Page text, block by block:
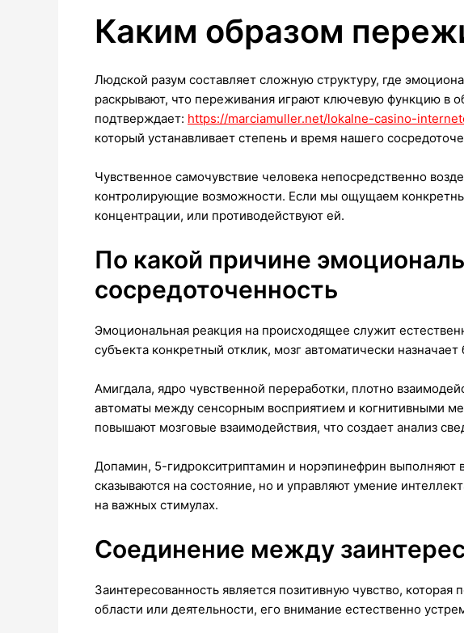
Каким образом
Людской разум составляет сложную структуру, где
раскрывают, что переживания играют ключевую функцию в
подтверждает: https://marciamuller.net/lokalne-casino-
который устанавливает степень и время нашего
Чувственное самочувствие человека непосредственно
контролирующие возможности. Если мы ощущаем
концентрации, или противодействуют ей.
По какой причине
сосредоточенность
Эмоциональная реакция на происходящее служит
субъекта конкретный отклик, мозг автоматически
Амигдала, ядро чувственной переработки, плотно
автоматы между сенсорным восприятием и когнитивными
повышают мозговые взаимодействия, что создает анализ
Допамин, 5-гидрокситриптамин и норэпинефрин выполняют
сказываются на состояние, но и управляют умение
на важных стимулах.
Соединение между
Заинтересованность является позитивную чувство,
области или деятельности, его внимание естественно